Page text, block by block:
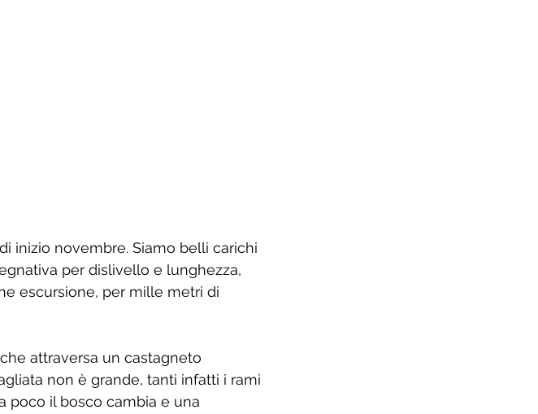
inizio novembre. Siamo belli carichi
per dislivello e lunghezza,
escursione, per mille metri di
attraversa un castagneto
non è grande, tanti infatti i rami
poco il bosco cambia e una